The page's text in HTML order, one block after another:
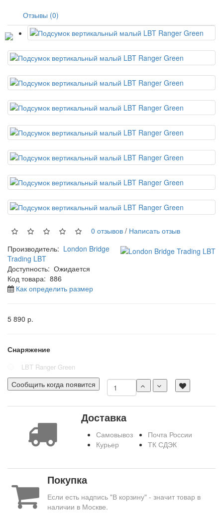
Отзывы (0)
0 отзывов / Написать отзыв
Производитель: London Bridge
Trading LBT
Доступность: Ожидается
Код товара: 886
Как определить размер
5 890 р.
Снаряжение
LBT Ranger Green
Сообщить когда появится
Доставка
Самовывоз
Курьер
Почта России
ТК СДЭК
Покупка
Если есть надпись "В корзину" - значит товар в
наличии в Москве.